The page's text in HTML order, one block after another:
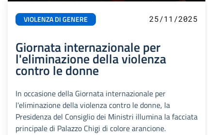
VIOLENZA DI GENERE 25/11/2025
Giornata internazionale per
l'eliminazione della violenza
contro le donne
In occasione della Giornata internazionale per
l'eliminazione della violenza contro le donne, la
Presidenza del Consiglio dei Ministri illumina la facciata
principale di Palazzo Chigi di colore arancione.